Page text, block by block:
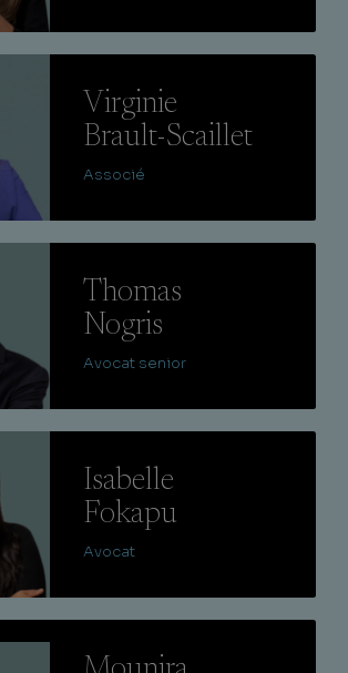
Virginie
Brault-Scaillet
Associé
Thomas
Nogris
Avocat senior
Isabelle
Fokapu
Avocat